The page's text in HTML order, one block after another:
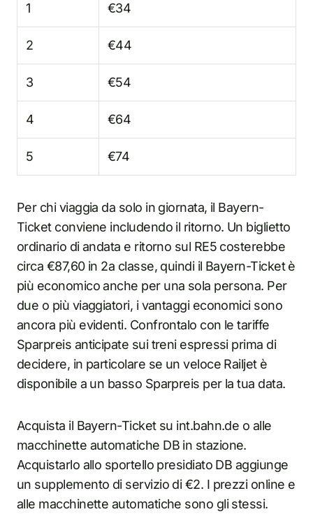
1 €34
2 €44
3 €54
4 €64
5 €74
Per chi viaggia da solo in giornata, il Bayern-
Ticket conviene includendo il ritorno. Un biglietto
ordinario di andata e ritorno sul RE5 costerebbe
circa €87,60 in 2a classe, quindi il Bayern-Ticket è
più economico anche per una sola persona. Per
due o più viaggiatori, i vantaggi economici sono
ancora più evidenti. Confrontalo con le tariffe
Sparpreis anticipate sui treni espressi prima di
decidere, in particolare se un veloce Railjet è
disponibile a un basso Sparpreis per la tua data.
Acquista il Bayern-Ticket su int.bahn.de o alle
macchinette automatiche DB in stazione.
Acquistarlo allo sportello presidiato DB aggiunge
un supplemento di servizio di €2. I prezzi online e
alle macchinette automatiche sono gli stessi.